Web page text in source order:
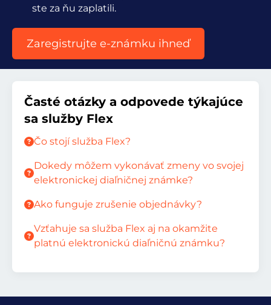
ste za ňu zaplatili.
Zaregistrujte e-známku ihneď
Časté otázky a odpovede týkajúce
sa služby Flex
Čo stojí služba Flex?
Dokedy môžem vykonávať zmeny vo svojej
elektronickej diaľničnej známke?
Ako funguje zrušenie objednávky?
Vzťahuje sa služba Flex aj na okamžite
platnú elektronickú diaľničnú známku?